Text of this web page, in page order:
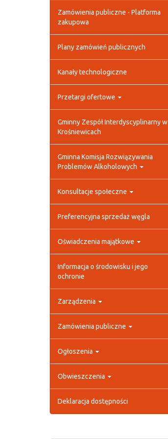
Zamówienia publiczne - Platforma
zakupowa
Plany zamówień publicznych
Kanały technologiczne
Przetargi ofertowe
Gminny Zespół Interdyscyplinarny w
Krośniewicach
Gminna Komisja Rozwiązywania
Problemów Alkoholowych
Konsultacje społeczne
Preferencyjna sprzedaż węgla
Oświadczenia majątkowe
Informacja o środowisku i jego
ochronie
Zarządzenia
Zamówienia publiczne
Ogłoszenia
Obwieszczenia
Deklaracja dostępności